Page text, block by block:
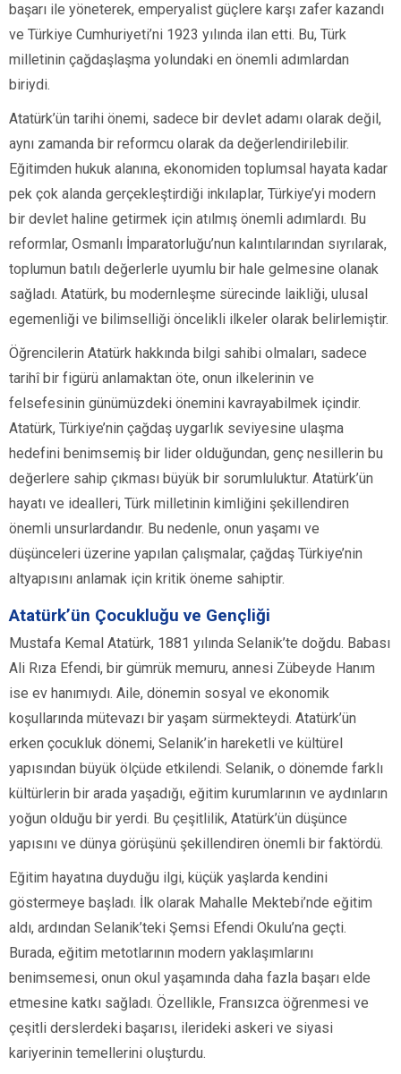
başarı ile yöneterek, emperyalist güçlere karşı zafer kazandı
ve Türkiye Cumhuriyeti’ni 1923 yılında ilan etti. Bu, Türk
milletinin çağdaşlaşma yolundaki en önemli adımlardan
biriydi.
Atatürk’ün tarihi önemi, sadece bir devlet adamı olarak değil,
aynı zamanda bir reformcu olarak da değerlendirilebilir.
Eğitimden hukuk alanına, ekonomiden toplumsal hayata kadar
pek çok alanda gerçekleştirdiği inkılaplar, Türkiye’yi modern
bir devlet haline getirmek için atılmış önemli adımlardı. Bu
reformlar, Osmanlı İmparatorluğu’nun kalıntılarından sıyrılarak,
toplumun batılı değerlerle uyumlu bir hale gelmesine olanak
sağladı. Atatürk, bu modernleşme sürecinde laikliği, ulusal
egemenliği ve bilimselliği öncelikli ilkeler olarak belirlemiştir.
Öğrencilerin Atatürk hakkında bilgi sahibi olmaları, sadece
tarihî bir figürü anlamaktan öte, onun ilkelerinin ve
felsefesinin günümüzdeki önemini kavrayabilmek içindir.
Atatürk, Türkiye’nin çağdaş uygarlık seviyesine ulaşma
hedefini benimsemiş bir lider olduğundan, genç nesillerin bu
değerlere sahip çıkması büyük bir sorumluluktur. Atatürk’ün
hayatı ve idealleri, Türk milletinin kimliğini şekillendiren
önemli unsurlardandır. Bu nedenle, onun yaşamı ve
düşünceleri üzerine yapılan çalışmalar, çağdaş Türkiye’nin
altyapısını anlamak için kritik öneme sahiptir.
Atatürk’ün Çocukluğu ve Gençliği
Mustafa Kemal Atatürk, 1881 yılında Selanik’te doğdu. Babası
Ali Rıza Efendi, bir gümrük memuru, annesi Zübeyde Hanım
ise ev hanımıydı. Aile, dönemin sosyal ve ekonomik
koşullarında mütevazı bir yaşam sürmekteydi. Atatürk’ün
erken çocukluk dönemi, Selanik’in hareketli ve kültürel
yapısından büyük ölçüde etkilendi. Selanik, o dönemde farklı
kültürlerin bir arada yaşadığı, eğitim kurumlarının ve aydınların
yoğun olduğu bir yerdi. Bu çeşitlilik, Atatürk’ün düşünce
yapısını ve dünya görüşünü şekillendiren önemli bir faktördü.
Eğitim hayatına duyduğu ilgi, küçük yaşlarda kendini
göstermeye başladı. İlk olarak Mahalle Mektebi’nde eğitim
aldı, ardından Selanik’teki Şemsi Efendi Okulu’na geçti.
Burada, eğitim metotlarının modern yaklaşımlarını
benimsemesi, onun okul yaşamında daha fazla başarı elde
etmesine katkı sağladı. Özellikle, Fransızca öğrenmesi ve
çeşitli derslerdeki başarısı, ilerideki askeri ve siyasi
kariyerinin temellerini oluşturdu.